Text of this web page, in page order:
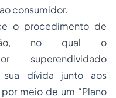
consumidor.
o procedimento de
no qual o
superendividado
sua dívida junto aos
meio de um “Plano